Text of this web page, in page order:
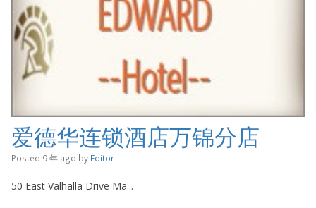
爱德华连锁酒店万锦分店
Posted 9 年 ago by Editor
50 East Valhalla Drive Ma...